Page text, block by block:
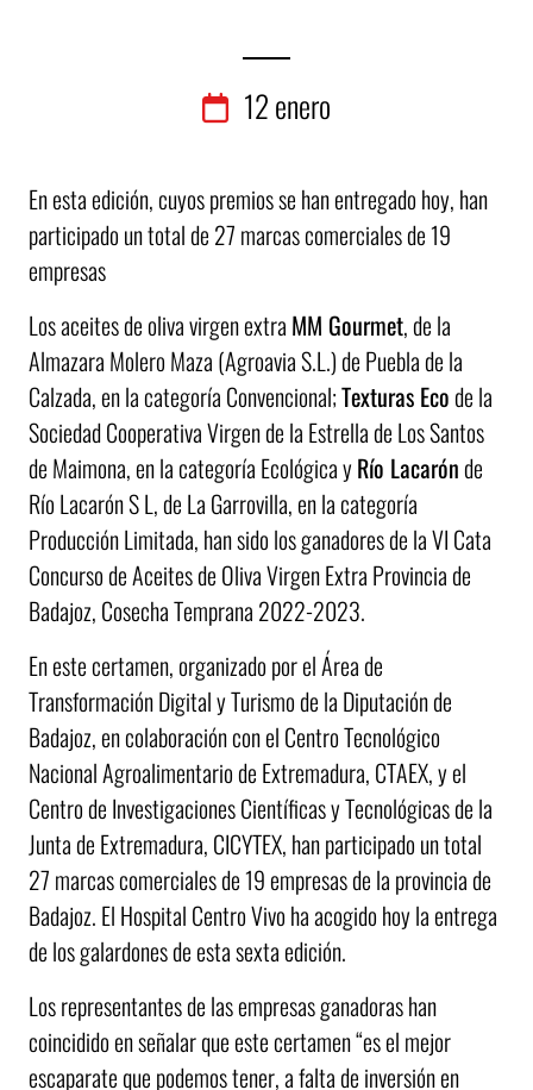
12enero
En esta edición, cuyos premios se han entregado hoy, han
participado un total de 27 marcas comerciales de 19
empresas
Los aceites de oliva virgen extra MM Gourmet, de la
Almazara Molero Maza (Agroavia S.L.) de Puebla de la
Calzada, en la categoría Convencional;Texturas Ecode la
Sociedad Cooperativa Virgen de la Estrella de Los Santos
de Maimona, en la categoría Ecológica yRío Lacarónde
Río Lacarón S L, de La Garrovilla, en la categoría
Producción Limitada, han sido los ganadores de la VI Cata
Concurso de Aceites de Oliva Virgen Extra Provincia de
Badajoz, Cosecha Temprana 2022-2023.
En este certamen, organizado por el Área de
Transformación Digital y Turismo de la Diputación de
Badajoz, en colaboración con el Centro Tecnológico
Nacional Agroalimentario de Extremadura, CTAEX, y el
Centro de Investigaciones Científicas y Tecnológicas de la
Junta de Extremadura, CICYTEX, han participado un total
27 marcas comerciales de 19 empresas de la provincia de
Badajoz. El Hospital Centro Vivo ha acogido hoy la entrega
de los galardones de esta sexta edición.
Los representantes de las empresas ganadoras han
coincidido en señalar que este certamen “es el mejor
escaparate que podemos tener, a falta de inversión en